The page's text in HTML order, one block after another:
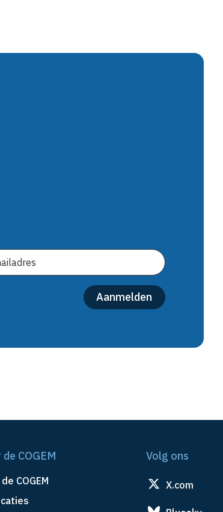
de COGEM
COGEM
Volg ons
X.com